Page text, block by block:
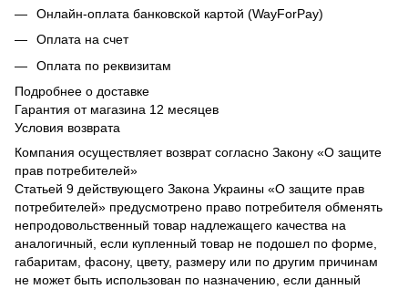
Онлайн-оплата банковской картой (WayForPay)
Оплата на счет
Оплата по реквизитам
Подробнее о доставке
Гарантия от магазина 12 месяцев
Условия возврата
Компания осуществляет возврат согласно Закону «О защите
прав потребителей»
Статьей 9 действующего Закона Украины «О защите прав
потребителей» предусмотрено право потребителя обменять
непродовольственный товар надлежащего качества на
аналогичный, если купленный товар не подошел по форме,
габаритам, фасону, цвету, размеру или по другим причинам
не может быть использован по назначению, если данный